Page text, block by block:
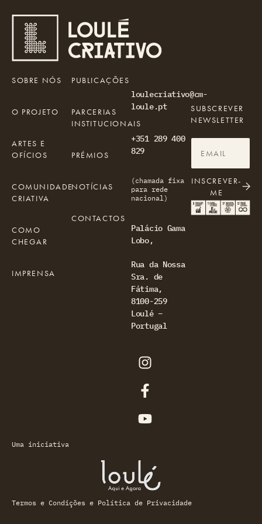
loulecriativo@cm-
loule.pt
+351 289 400
829
(chamada fixa
para rede
nacional)
Palácio Gama
Lobo,
Rua da Nossa
Sra. de
Fátima,
8100-259
Loulé –
Portugal
SOBRE NÓS
O PROJETO
ARTES E
OFÍCIOS
COMUNIDADE
CRIATIVA
COMO
CHEGAR
IMPRENSA
PUBLICAÇÕES
PARCERIAS
INSTITUCIONAIS
PRÉMIOS
NOTÍCIAS
CONTACTOS
SUBSCREVER
NEWSLETTER
INSCREVER-
ME
Uma iniciativa
Termos e Condições e Política de Privacidade